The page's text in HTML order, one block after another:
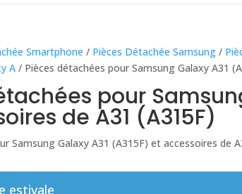
Smartphone / Pièces Détachée Samsung /
A / Pièces détachées pour Samsung Galaxy A31
pour
de A31 (A315F)
Samsung Galaxy A31 (A315F) et accessoires de
estivale